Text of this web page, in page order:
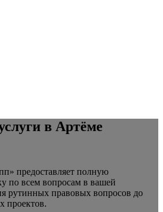
в Артёме
предоставляет полную
по всем вопросам в вашей
рутинных правовых вопросов до
проектов.